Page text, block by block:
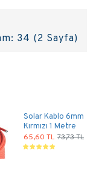
34 (2 Sayfa)
Solar Kablo 6mm
Kırmızı 1 Metre
65,60 TL 73,73 TL